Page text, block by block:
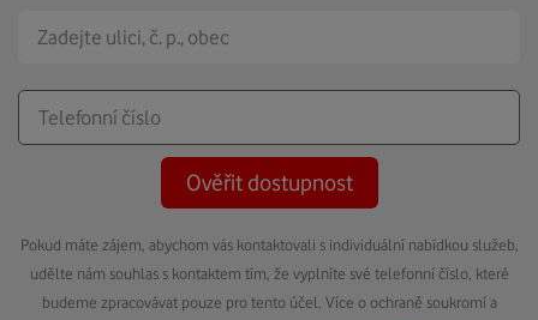
Ověřit dostupnost
Pokud máte zájem, abychom vás kontaktovali s individuální nabídkou služeb,
udělte nám souhlas s kontaktem tím, že vyplníte své telefonní číslo, které
budeme zpracovávat pouze pro tento účel. Více o ochraně soukromí a